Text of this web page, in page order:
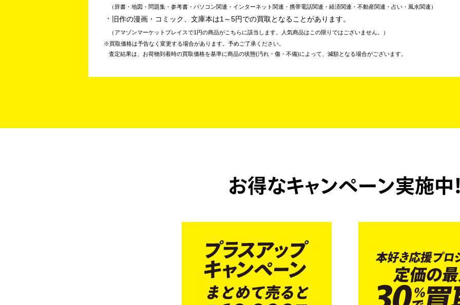
辞書・地図・問題集・参考書・パソコン関連・インターネット関連・携帯電話関連・経済関連・不動産関連・占い・風水関連
旧作の漫画・コミック、文庫本は1～5円での買取となることがあります。
アマゾンマーケットプレイスで1円の商品がこちらに該当します。人気商品はこの限りではございません。
買取価格は予告なく変更する場合があります。予めご了承ください。
査定結果は、お荷物到着時の買取価格を基準に商品の状態(汚れ・傷・不備)によって、減額となる場合がございます。
お得なキャンペーン実施中